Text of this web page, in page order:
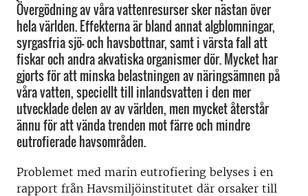
Övergödning av våra vattenresurser sker nästan över
hela världen. Effekterna är bland annat algblomningar,
syrgasfria sjö- och havsbottnar, samt i värsta fall att
fiskar och andra akvatiska organismer dör. Mycket har
gjorts för att minska belastningen av näringsämnen på
våra vatten, speciellt till inlandsvatten i den mer
utvecklade delen av av världen, men mycket återstår
ännu för att vända trenden mot färre och mindre
eutrofierade havsområden.
Problemet med marin eutrofiering belyses i en
rapport från Havsmiljöinstitutet där orsaker till